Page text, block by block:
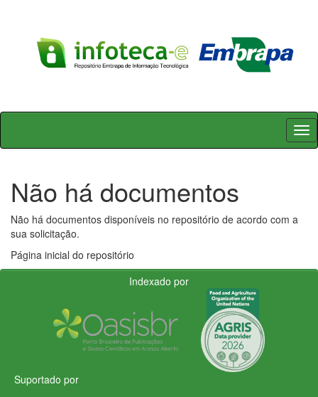
Skip
Não há documentos
Não há documentos disponíveis no repositório de acordo com a
sua solicitação.
Página inicial do repositório
Indexado por
Suportado por